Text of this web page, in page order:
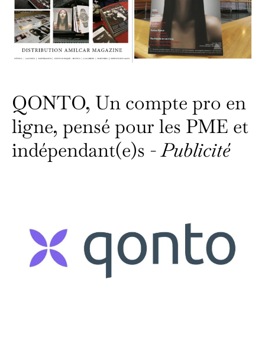
QONTO, Un compte pro en
ligne, pensé pour les PME et
indépendant(e)s -Publicité